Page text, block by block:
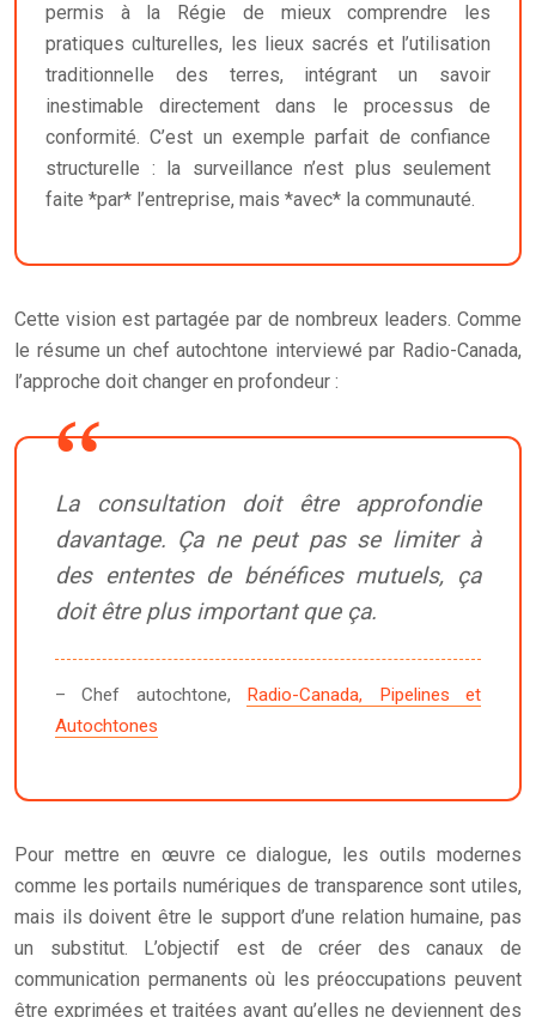
permis à la Régie de mieux comprendre les
pratiques culturelles, les lieux sacrés et l’utilisation
traditionnelle des terres, intégrant un savoir
inestimable directement dans le processus de
conformité. C’est un exemple parfait de confiance
structurelle : la surveillance n’est plus seulement
faite *par* l’entreprise, mais *avec* la communauté.
Cette vision est partagée par de nombreux leaders. Comme
le résume un chef autochtone interviewé par Radio-Canada,
l’approche doit changer en profondeur :
La consultation doit être approfondie
davantage. Ça ne peut pas se limiter à
des ententes de bénéfices mutuels, ça
doit être plus important que ça.
– Chef autochtone,
Radio-Canada, Pipelines et
Autochtones
Pour mettre en œuvre ce dialogue, les outils modernes
comme les portails numériques de transparence sont utiles,
mais ils doivent être le support d’une relation humaine, pas
un substitut. L’objectif est de créer des canaux de
communication permanents où les préoccupations peuvent
être exprimées et traitées avant qu’elles ne deviennent des